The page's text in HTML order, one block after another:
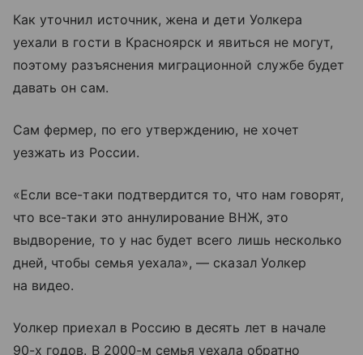
Как уточнил источник, жена и дети Уолкера
уехали в гости в Красноярск и явиться не могут,
поэтому разъяснения миграционной службе будет
давать он сам.
Сам фермер, по его утверждению, не хочет
уезжать из России.
«Если все-таки подтвердится то, что нам говорят,
что все-таки это аннулирование ВНЖ, это
выдворение, то у нас будет всего лишь несколько
дней, чтобы семья уехала», — сказал Уолкер
на видео.
Уолкер приехал в Россию в десять лет в начале
90-х годов. В 2000-м семья уехала обратно